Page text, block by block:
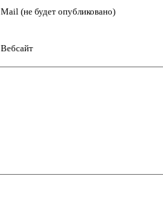
Mail (не будет опубликовано)
Вебсайт